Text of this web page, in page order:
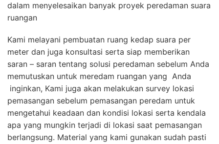
dalam menyelesaikan banyak proyek peredaman suara
ruangan
Kami melayani pembuatan ruang kedap suara per
meter dan juga konsultasi serta siap memberikan
saran – saran tentang solusi peredaman sebelum Anda
memutuskan untuk meredam ruangan yang Anda
inginkan, Kami juga akan melakukan survey lokasi
pemasangan sebelum pemasangan peredam untuk
mengetahui keadaan dan kondisi lokasi serta kendala
apa yang mungkin terjadi di lokasi saat pemasangan
berlangsung. Material yang kami gunakan sudah pasti